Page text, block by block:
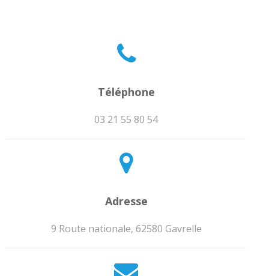
Téléphone
03 21 55 80 54
Adresse
9 Route nationale, 62580 Gavrelle